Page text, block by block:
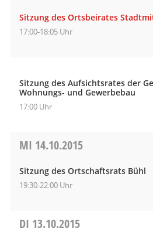
Sitzung des Ortsbeirates
17:00-18:05 Uhr
Sitzung des Aufsichtsrates der
Wohnungs- und Gewerbebau
17:00 Uhr
MI 14.10.2015
Sitzung des Ortschaftsrats Bühl
19:30-22:00 Uhr
DI 13.10.2015